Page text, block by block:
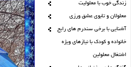
زندگی خوب با معلولیت
معلولان و تابوی عشق ورزی
آشنایی با برخی سندرم های رایج
خانواده و کودک با نیازهای ویژه
اشتغال معلولین